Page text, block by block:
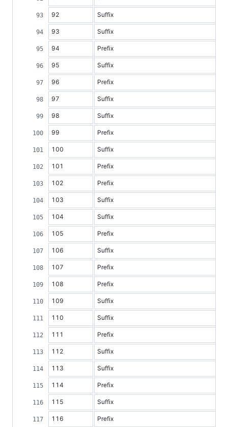
92 Suffix
93 Suffix
94 Prefix
95 Suffix
96 Prefix
97 Suffix
98 Suffix
99 Prefix
100 Suffix
101 Prefix
102 Prefix
103 Suffix
104 Suffix
105 Prefix
106 Suffix
107 Prefix
108 Prefix
109 Suffix
110 Suffix
111 Prefix
112 Suffix
113 Suffix
114 Prefix
115 Suffix
116 Prefix